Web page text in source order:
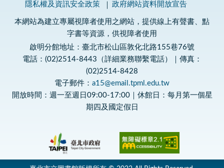
隱私權及資訊安全政策 政府網站資料開放宣告
本網站為建立專屬視障者使用之網站，提供線上有聲書、點
字書等資源，供視障者使用
啟明分館地址：臺北市松山區敦化北路155巷76號
電話：(02)2514-8443（詳細業務聯繫電話）｜傳真：
(02)2514-8428
電子郵件： a15@email.tpml.edu.tw
開放時間：週一至週日09:00-17:00｜休館日：每月第一個星
期四及國定假日